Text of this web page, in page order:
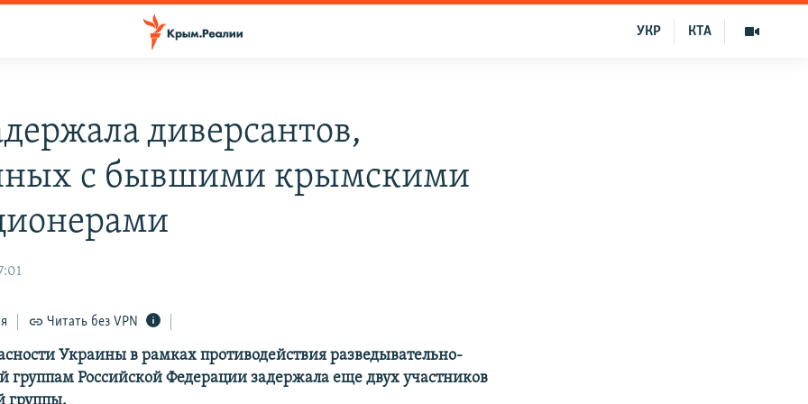
КТА
УКР
диверсантов,
с бывшими крымскими
Читать без VPN
Украины в рамках противодействия разведывательно-
группам Российской Федерации задержала еще двух участников